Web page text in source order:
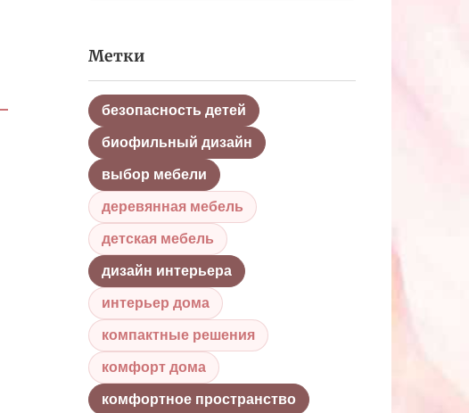
Метки
безопасность детей
биофильный дизайн
выбор мебели
деревянная мебель
детская мебель
дизайн интерьера
интерьер дома
компактные решения
комфорт дома
комфортное пространство